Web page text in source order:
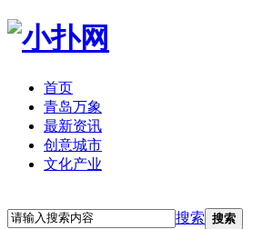
首页
青岛万象
最新资讯
创意城市
文化产业
搜索 搜索